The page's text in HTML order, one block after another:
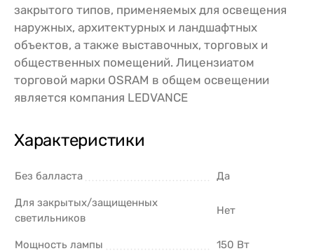
закрытого типов, применяемых для освещения
наружных, архитектурных и ландшафтных
объектов, а также выставочных, торговых и
общественных помещений. Лицензиатом
торговой марки OSRAM в общем освещении
является компания LEDVANCE
Характеристики
Без балласта Да
Для закрытых/защищенных
светильников
Нет
Мощность лампы 150 Вт